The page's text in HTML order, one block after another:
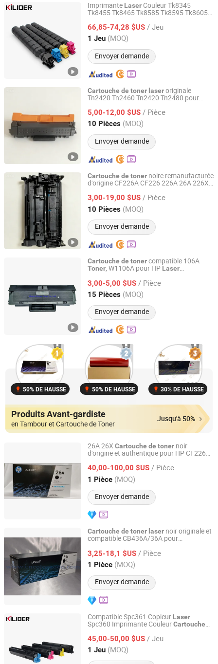
Imprimante Laser Couleur Tk8345
Tk8455 Tk8465 Tk8585 Tk8595 Tk8605
Kyocera Taskalfa 2552ci 2553ci
66,85-74,28 $US / Jeu
1 Jeu (MOQ)
Envoyer demande
Jiangxi Kilider Technology Co., Ltd.
Guangdong, China Depuis 2013
Cartouche de toner laseroriginale
Tn2420 Tn2460 Tn2420 Tn2480 pour
5,00-12,00 $US / Pièce
10 Pièces (MOQ)
Envoyer demande
Guangzhou Oct technology limited
Guangdong, China Depuis 2020
Cartouche de toner noire remanufacturée
d'origine CF226A CF226 226A 26A 226X
laserHP
3,00-19,00 $US / Pièce
10 Pièces (MOQ)
Envoyer demande
Guangzhou Oct technology limited
Guangdong, China Depuis 2020
Cartouche de tonercompatible 106A
Toner, W1106A pour HP Laser
LaserMfp 137fnw
3,00-5,00 $US / Pièce
15 Pièces (MOQ)
Envoyer demande
Zhuhai Nature Toner Co., Ltd.
Guangdong, China Depuis 2021
50% DE HAUSSE 50% DE HAUSSE 30% DE HAUSSE
Produits Avant-gardiste
en Tambour et Cartouche de Toner
Jusqu'à 50%
26A 26X Cartouche de toner noir
d'origine et authentique pour HP CF226A
40,00-100,00 $US / Pièce
1 Pièce (MOQ)
Envoyer demande
CN Color Technology Limited
Guangdong, China Depuis 2015
Cartouche de toner laser noir originale et
compatible CB436A/36A pour
M1120n/M1522n/M1505n/M1522NF/
3,25-18,1 $US / Pièce
1 Pièce (MOQ)
Envoyer demande
CN Color Technology Limited
Guangdong, China Depuis 2015
Compatible Spc361 Copieur Laser
Spc360 Imprimante CouleurCartouche
45,00-50,00 $US / Jeu
1 Jeu (MOQ)
Jiangxi Kilider Technology Co., Ltd.
Guangdong, China Depuis 2013